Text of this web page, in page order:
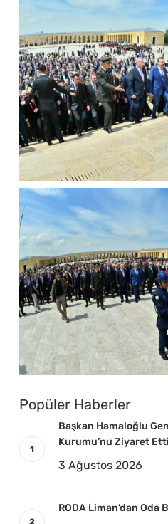
Popüler Haberler
Başkan Hamaloğlu
Kurumu’nu Ziyaret Etti
3 Ağustos 2026
RODA Liman’dan Oda